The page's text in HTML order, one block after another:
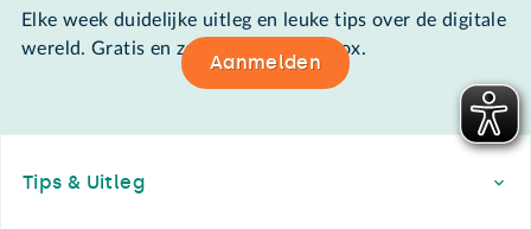
Elke week duidelijke uitleg en leuke tips over de digitale
wereld. Gratis en zomaar in de mailbox.
Aanmelden
Tips & Uitleg